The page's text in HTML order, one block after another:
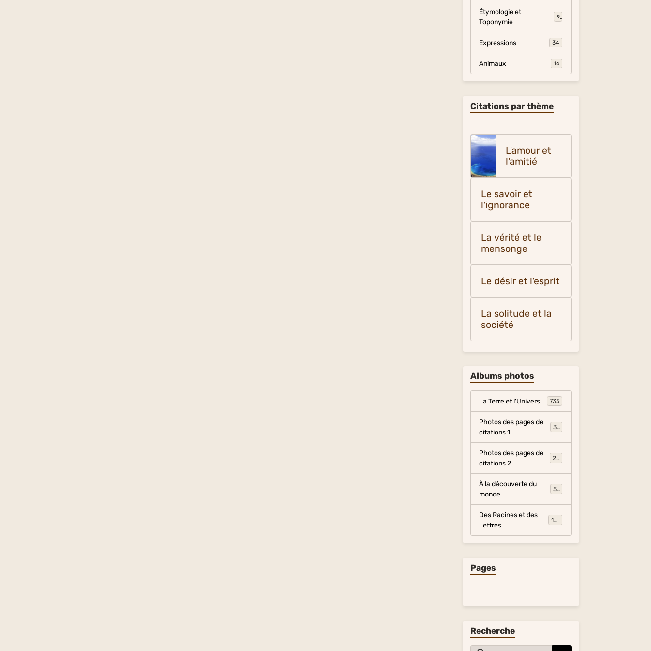
Étymologie et
Toponymie
9
Expressions 34
Animaux 16
Citations par thème
L'amour et
l'amitié
Le savoir et
l'ignorance
La vérité et le
mensonge
Le désir et l'esprit
La solitude et la
société
Albums photos
La Terre et l'Univers 735
Photos des pages de
citations 1
317
Photos des pages de
citations 2
281
À la découverte du
monde
54
Des Racines et des
Lettres
134
Pages
Recherche